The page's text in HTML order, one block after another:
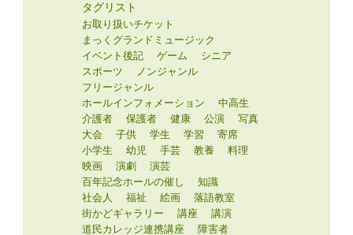
タグリスト
お取り扱いチケット
まっくグランドミュージック
イベント後記
ゲーム
シニア
スポーツ
ノンジャンル
フリージャンル
ホールインフォメーション
中高生
介護者
保護者 健康 公演
写真
大会
子供 学生 学習
寄席
小学生
幼児 手芸 教養
料理
映画
演劇
演芸
百年記念ホールの催し
知識
社会人
福祉 絵画
落語教室
街かどギャラリー
講座
講演
道民カレッジ連携講座
障害者